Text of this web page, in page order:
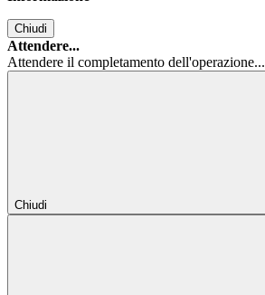
Chiudi
Attendere...
Attendere il completamento dell'operazione...
Chiudi